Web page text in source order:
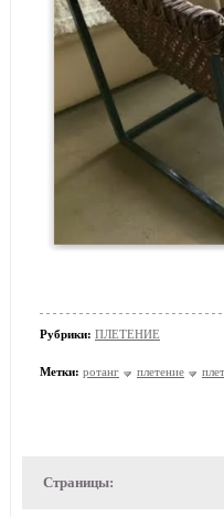
Рубрики: ПЛЕТЕНИЕ
Метки: ротанг плетение
Страницы: